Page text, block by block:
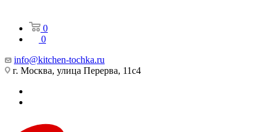
0
0
info@kitchen-tochka.ru
г. Москва, улица Перерва, 11с4